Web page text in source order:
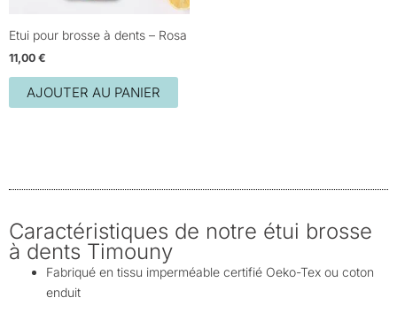
Etui pour brosse à dents – Rosa
11,00 €
AJOUTER AU PANIER
Caractéristiques de notre étui brosse
à dents Timouny
Fabriqué en tissu imperméable certifié Oeko-Tex ou coton
enduit